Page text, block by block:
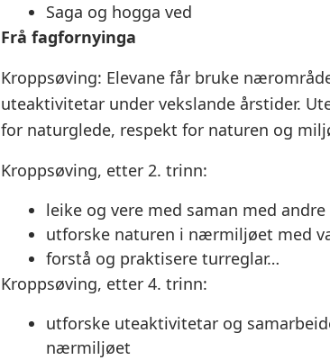
Saga og hogga ved
Frå fagfornyinga
Kroppsøving: Elevane får bruke
uteaktivitetar under vekslande årstider.
for naturglede, respekt for naturen og
Kroppsøving, etter 2. trinn:
leike og vere med saman med
utforske naturen i nærmiljøet med
forstå og praktisere turreglar…
Kroppsøving, etter 4. trinn:
utforske uteaktivitetar og
nærmiljøet